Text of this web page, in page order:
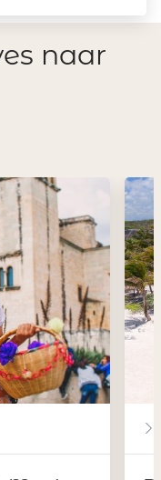
naar